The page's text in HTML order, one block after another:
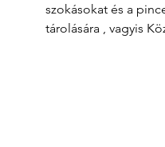
szokásokat és a
tárolására , vagyis